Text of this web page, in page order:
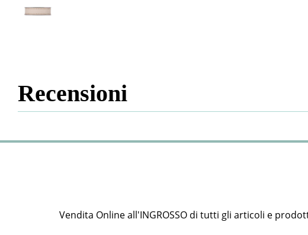
Recensioni
Vendita Online all'INGROSSO di tutti gli articoli e